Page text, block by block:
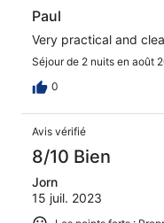
Paul
Very practical and
Séjour de 2 nuits en août
0
Avis vérifié
8/10 Bien
Jorn
15 juil. 2023